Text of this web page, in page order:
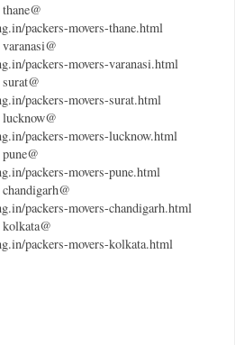
packers-movers-thane.html
packers-movers-varanasi.html
packers-movers-surat.html
packers-movers-lucknow.html
packers-movers-pune.html
packers-movers-chandigarh.html
packers-movers-kolkata.html